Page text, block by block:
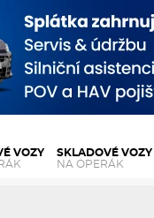
VOZY
SKLADOVÉ VOZY
NA OPERÁK